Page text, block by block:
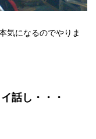
気になるのでやりま
話し・・・